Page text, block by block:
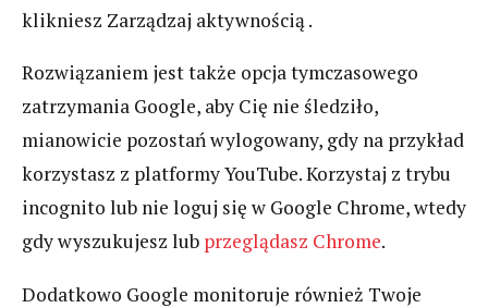
klikniesz Zarządzaj aktywnością .
Rozwiązaniem jest także opcja tymczasowego
zatrzymania Google, aby Cię nie śledziło,
mianowicie pozostań wylogowany, gdy na przykład
korzystasz z platformy YouTube. Korzystaj z trybu
incognito lub nie loguj się w Google Chrome, wtedy
gdy wyszukujesz lub przeglądasz Chrome.
Dodatkowo Google monitoruje również Twoje